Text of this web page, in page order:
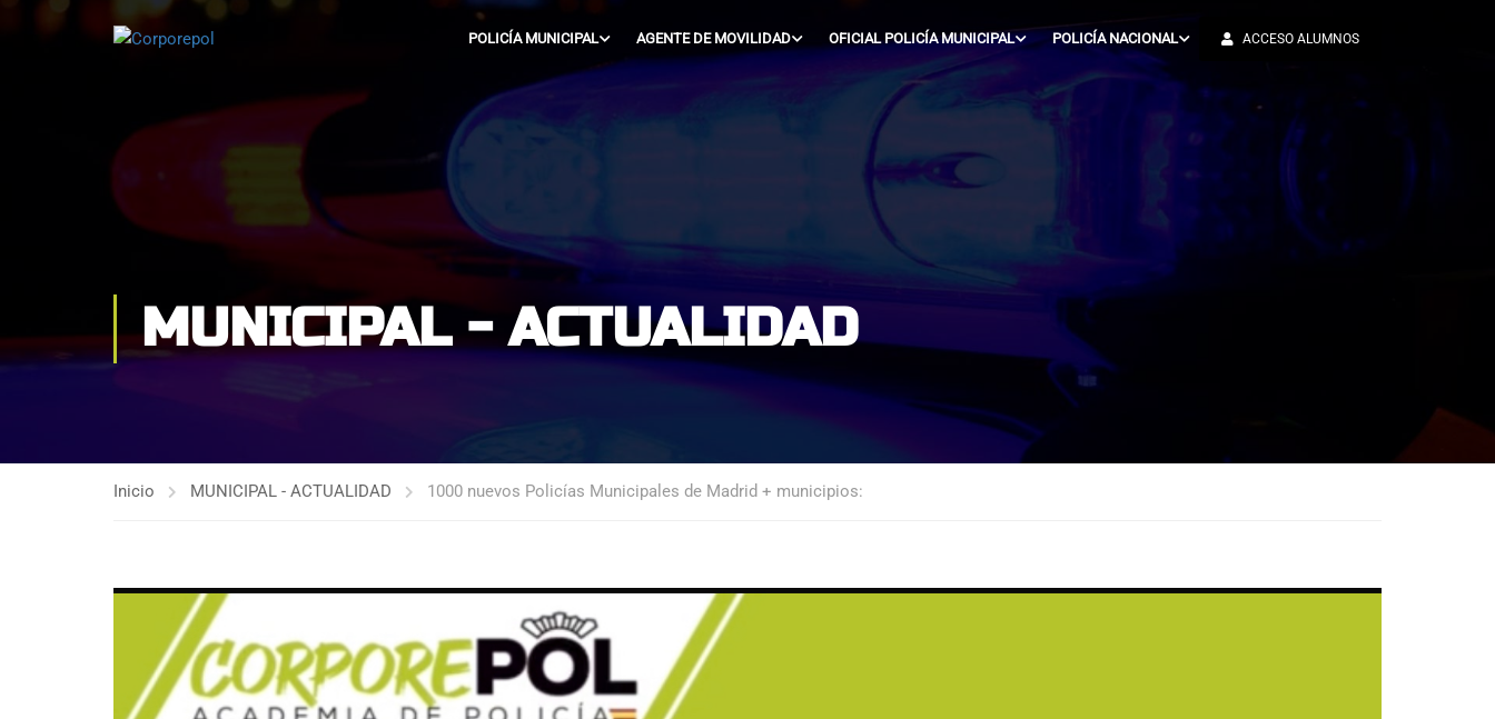
POLICÍA MUNICIPAL AGENTE DE MOVILIDAD OFICIAL POLICÍA MUNICIPAL POLICÍA NACIONAL ACCESO ALUMNOS
MUNICIPAL - ACTUALIDAD
Inicio MUNICIPAL - ACTUALIDAD 1000 nuevos Policías Municipales de Madrid + municipios: